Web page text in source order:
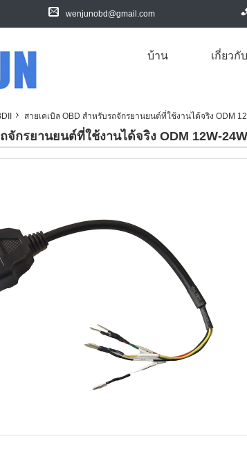
wenjunobd@gmail.com
บ้าน เกี่ยวกับ
สายเคเบิล OBD สำหรับรถจักรยานยนต์ที่ใช้งานได้จริง ODM
จักรยานยนต์ที่ใช้งานได้จริง ODM 12W-